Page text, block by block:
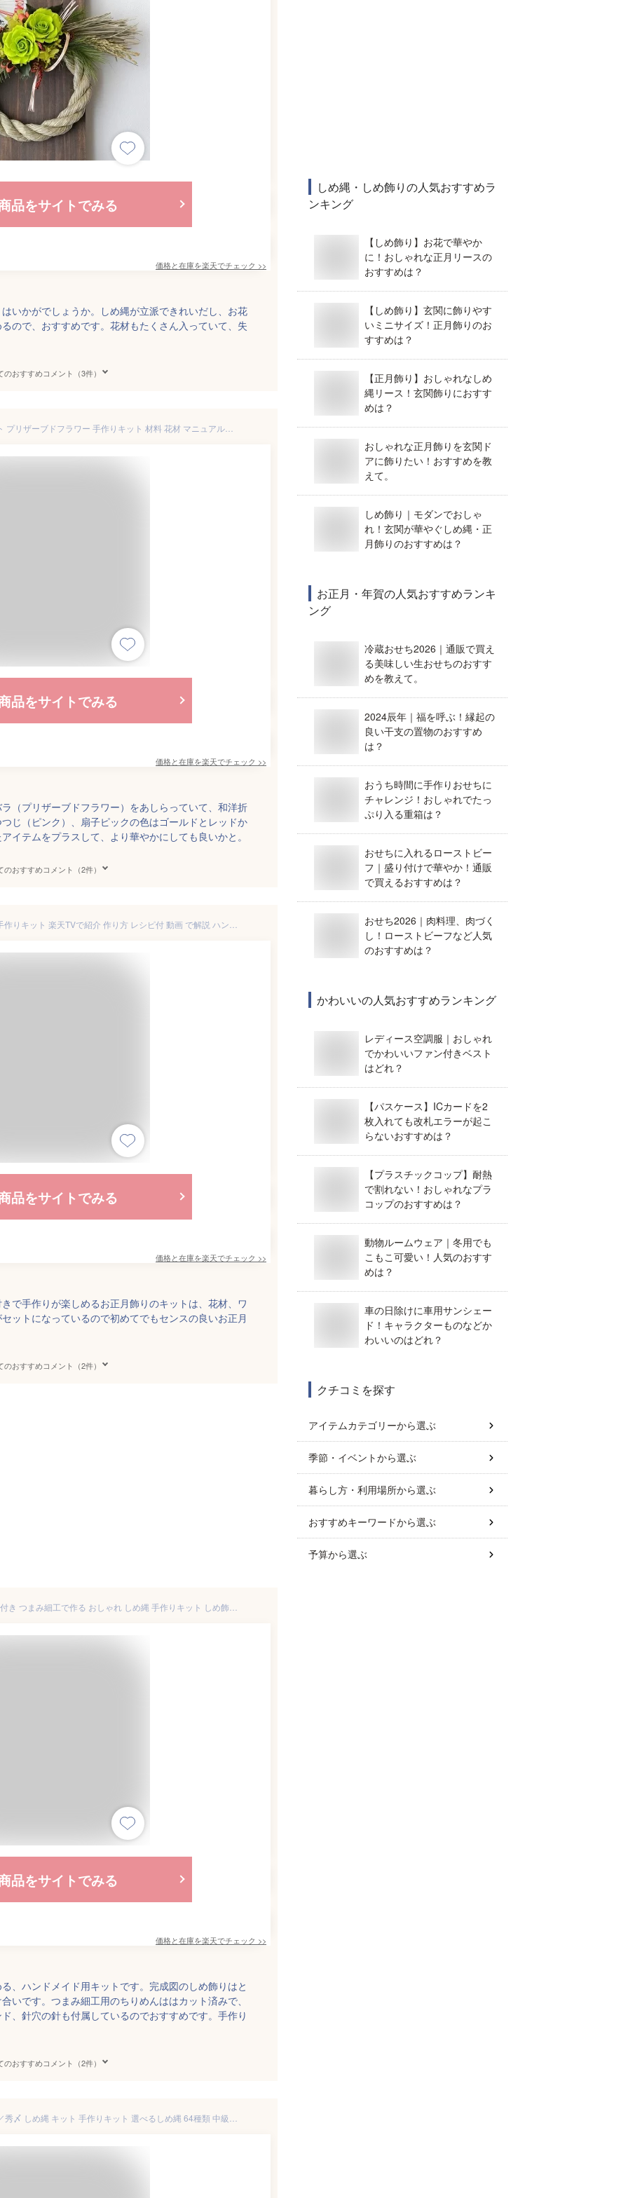
品をサイトでみる
価格と在庫を楽天でチェック >>
いかがでしょうか。しめ縄が立派できれいだし、お花
ので、おすすめです。花材もたくさん入っていて、失
のおすすめコメント（3件）
品をサイトでみる
価格と在庫を楽天でチェック >>
（プリザーブドフラワー）をあしらっていて、和洋折
じ（ピンク）、扇子ピックの色はゴールドとレッドか
イテムをプラスして、より華やかにしても良いかと。
のおすすめコメント（2件）
品をサイトでみる
価格と在庫を楽天でチェック >>
で手作りが楽しめるお正月飾りのキットは、花材、ワ
ットになっているので初めてでもセンスの良いお正月
のおすすめコメント（2件）
品をサイトでみる
価格と在庫を楽天でチェック >>
、ハンドメイド用キットです。完成図のしめ飾りはと
いです。つまみ細工用のちりめんははカット済みで、
、針穴の針も付属しているのでおすすめです。手作り
のおすすめコメント（2件）
しめ縄・しめ飾りの人気おすすめラ
ンキング
【しめ飾り】お花で華やか
に！おしゃれな正月リースの
おすすめは？
【しめ飾り】玄関に飾りやす
いミニサイズ！正月飾りのお
すすめは？
【正月飾り】おしゃれなしめ
縄リース！玄関飾りにおすす
めは？
おしゃれな正月飾りを玄関ド
アに飾りたい！おすすめを教
えて。
しめ飾り｜モダンでおしゃ
れ！玄関が華やぐしめ縄・正
月飾りのおすすめは？
お正月・年賀の人気おすすめランキ
ング
冷蔵おせち2026｜通販で買え
る美味しい生おせちのおすす
めを教えて。
2024辰年｜福を呼ぶ！縁起の
良い干支の置物のおすすめ
は？
おうち時間に手作りおせちに
チャレンジ！おしゃれでたっ
ぷり入る重箱は？
おせちに入れるローストビー
フ｜盛り付けで華やか！通販
で買えるおすすめは？
おせち2026｜肉料理、肉づく
し！ローストビーフなど人気
のおすすめは？
かわいいの人気おすすめランキング
レディース空調服｜おしゃれ
でかわいいファン付きベスト
はどれ？
【パスケース】ICカードを2
枚入れても改札エラーが起こ
らないおすすめは？
【プラスチックコップ】耐熱
で割れない！おしゃれなプラ
コップのおすすめは？
動物ルームウェア｜冬用でも
こもこ可愛い！人気のおすす
めは？
車の日除けに車用サンシェー
ド！キャラクターものなどか
わいいのはどれ？
クチコミを探す
アイテムカテゴリーから選ぶ
季節・イベントから選ぶ
暮らし方・利用場所から選ぶ
おすすめキーワードから選ぶ
予算から選ぶ